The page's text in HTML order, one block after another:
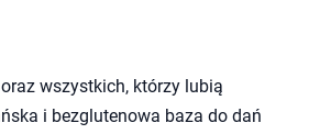
wszystkich, którzy lubią
i bezglutenowa baza do dań